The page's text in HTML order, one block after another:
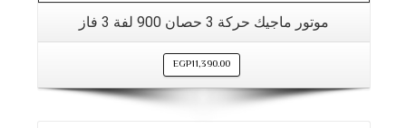
موتور ماجيك حركة 3 حصان 900 لفة 3 فاز
EGP11,390.00